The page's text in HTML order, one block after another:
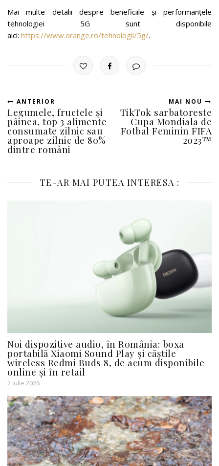
Mai multe detalii despre beneficiile și performanțele
tehnologiei 5G sunt disponibile
aici: https://www.orange.ro/tehnologii/5g/.
ANTERIOR
Legumele, fructele și
pâinea, top 3 alimente
consumate zilnic sau
aproape zilnic de 80%
dintre români
MAI NOU
TikTok sarbatoreste
Cupa Mondiala de
Fotbal Feminin FIFA
2023™
TE-AR MAI PUTEA INTERESA :
Noi dispozitive audio, în România: boxa
portabilă Xiaomi Sound Play și căștile
wireless Redmi Buds 8, de acum disponibile
online și în retail
2 iulie 2026